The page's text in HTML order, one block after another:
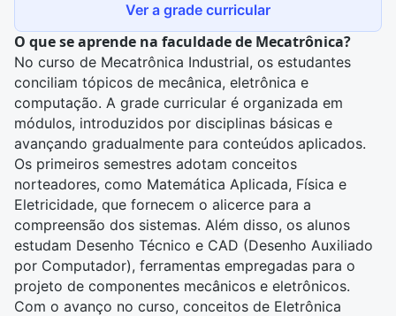
Ver a grade curricular
O que se aprende na faculdade de Mecatrônica?
No curso de Mecatrônica Industrial, os estudantes
conciliam tópicos de mecânica, eletrônica e
computação. A grade curricular é organizada em
módulos, introduzidos por disciplinas básicas e
avançando gradualmente para conteúdos aplicados.
Os primeiros semestres adotam conceitos
norteadores, como Matemática Aplicada, Física e
Eletricidade, que fornecem o alicerce para a
compreensão dos sistemas. Além disso, os alunos
estudam Desenho Técnico e CAD (Desenho Auxiliado
por Computador), ferramentas empregadas para o
projeto de componentes mecânicos e eletrônicos.
Com o avanço no curso, conceitos de Eletrônica